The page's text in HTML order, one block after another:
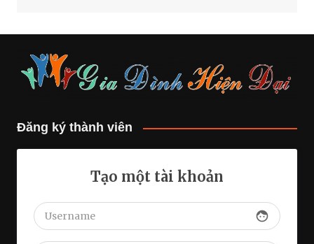
Đăng ký thành viên
Tạo một tài khoản
face